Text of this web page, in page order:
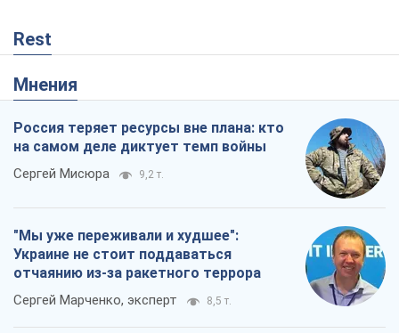
Rest
Мнения
Россия теряет ресурсы вне плана: кто
на самом деле диктует темп войны
Сергей Мисюра 9,2 т.
"Мы уже переживали и худшее":
Украине не стоит поддаваться
отчаянию из-за ракетного террора
Сергей Марченко, эксперт 8,5 т.